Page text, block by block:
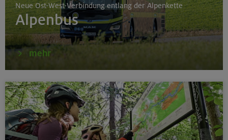
Neue Ost-West-Verbindung entlang der Alpenkette
Alpenbus
mehr